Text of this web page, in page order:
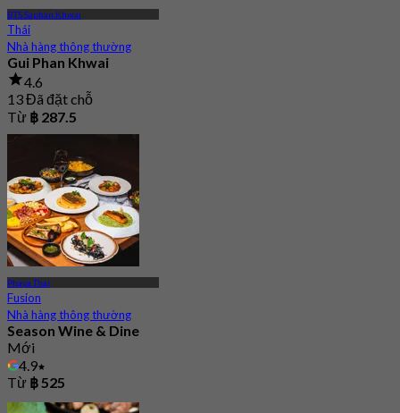
BTS Saphan Khwai
Thái
Nhà hàng thông thường
Gui Phan Khwai
4.6
13 Đã đặt chỗ
Từ ฿ 287.5
Phaya Thai
Fusion
Nhà hàng thông thường
Season Wine & Dine
Mới
4.9
Từ ฿ 525